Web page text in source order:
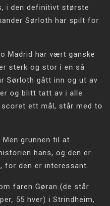
i den definitivt største
Sørloth har spilt for
Madrid har vært ganske
sterk og stor i en så
Sørloth gått inn og ut av
og blitt tatt av i alle
ett mål, står med to
grunnen til at
hans, og den er
for den er interessant.
faren Gøran (de står
55 hver) i Strindheim,